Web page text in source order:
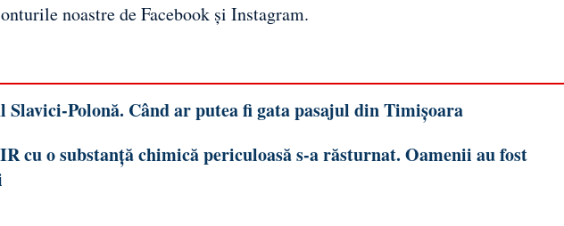
noastre deFacebook și Instagram.
Polonă. Când ar putea fi gata pasajul din Timișoara
cu o substanță chimică periculoasă s-a răsturnat. Oamenii au fost